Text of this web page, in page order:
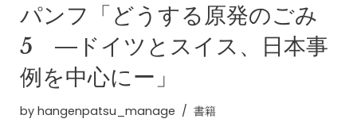
パンフ「どうする原発のごみ
5 ―ドイツとスイス、日本事
例を中心にー」
by hangenpatsu_manage 書籍